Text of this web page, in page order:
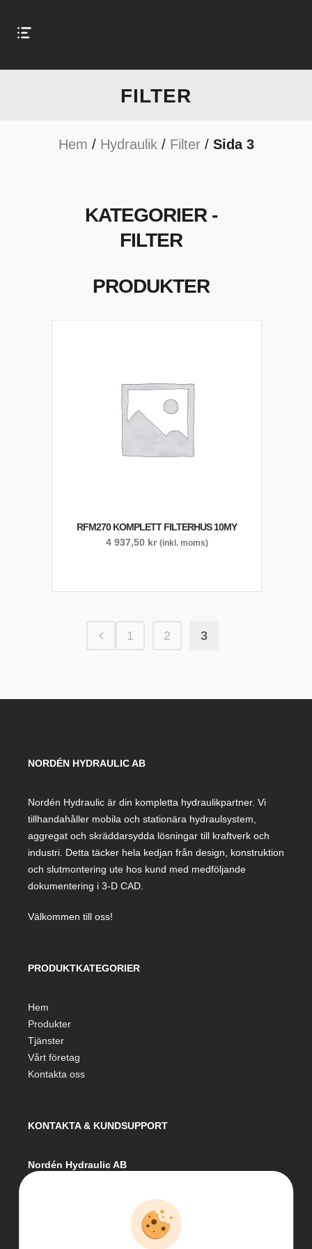
FILTER
Hem / Hydraulik/ Filter/ Sida 3
KATEGORIER -
FILTER
PRODUKTER
RFM270 KOMPLETT FILTERHUS 10MY
4 937,50 kr (inkl. moms)
1 2 3
NORDÉN HYDRAULIC AB
Nordén Hydraulic är din kompletta hydraulikpartner. Vi
tillhandahåller mobila och stationära hydraulsystem,
aggregat och skräddarsydda lösningar till kraftverk och
industri. Detta täcker hela kedjan från design, konstruktion
och slutmontering ute hos kund med medföljande
dokumentering i 3-D CAD.
Välkommen till oss!
PRODUKTKATEGORIER
Hem
Produkter
Tjänster
Vårt företag
Kontakta oss
KONTAKTA & KUNDSUPPORT
Nordén Hydraulic AB
info@nordenhydraulic.se